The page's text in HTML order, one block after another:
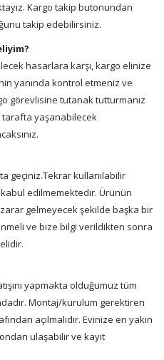
Kargo takip butonundan
takip edebilirsiniz.
hasarlara karşı, kargo elinize
yanında kontrol etmeniz ve
görevlisine tutanak tutturmanız
tarafta yaşanabilecek
geçiniz.Tekrar kullanılabilir
edilmemektedir. Ürünün
gelmeyecek şekilde başka bir
ve bize bilgi verildikten sonra
yapmakta olduğumuz tüm
Montaj/kurulum gerektiren
açılmalıdır. Evinize en yakın
ulaşabilir ve kayıt